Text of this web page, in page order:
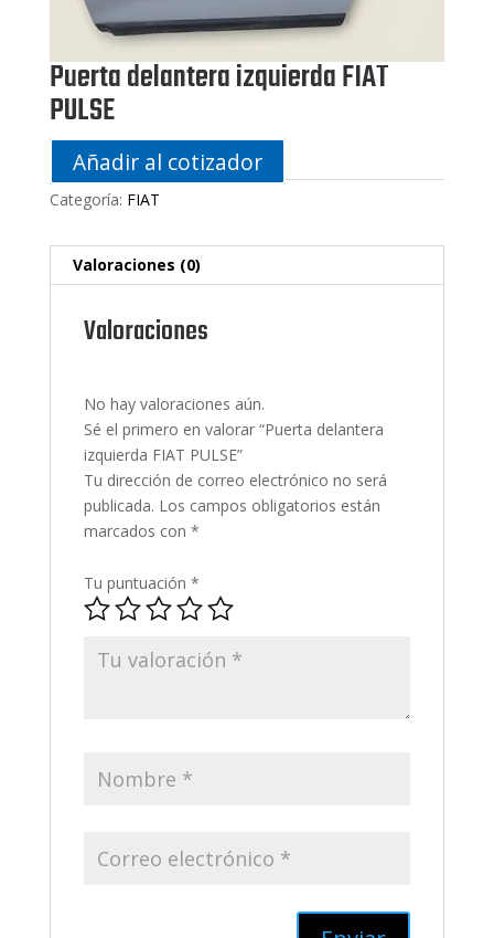
Puerta delantera izquierda FIAT
PULSE
Añadir al cotizador
Categoría: FIAT
Valoraciones (0)
Valoraciones
No hay valoraciones aún.
Sé el primero en valorar “Puerta delantera
izquierda FIAT PULSE”
Tu dirección de correo electrónico no será
publicada. Los campos obligatorios están
marcados con *
Tu puntuación *